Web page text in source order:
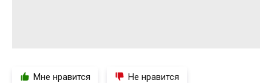
Мне нравится Не нравится